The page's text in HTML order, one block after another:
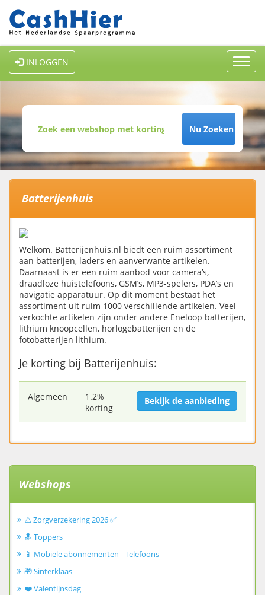
INLOGGEN
Nu Zoeken
Batterijenhuis
Welkom. Batterijenhuis.nl biedt een ruim assortiment
aan batterijen, laders en aanverwante artikelen.
Daarnaast is er een ruim aanbod voor camera’s,
draadloze huistelefoons, GSM’s, MP3-spelers, PDA’s en
navigatie apparatuur. Op dit moment bestaat het
assortiment uit ruim 1000 verschillende artikelen. Veel
verkochte artikelen zijn onder andere Eneloop batterijen,
lithium knoopcellen, horlogebatterijen en de
fotobatterijen lithium.
Je korting bij Batterijenhuis:
Algemeen
1.2%
korting
Bekijk de aanbieding
Webshops
⚠️ Zorgverzekering 2026 ✅
🔝 Toppers
📱 Mobiele abonnementen - Telefoons
🎁 Sinterklaas
❤️ Valentijnsdag